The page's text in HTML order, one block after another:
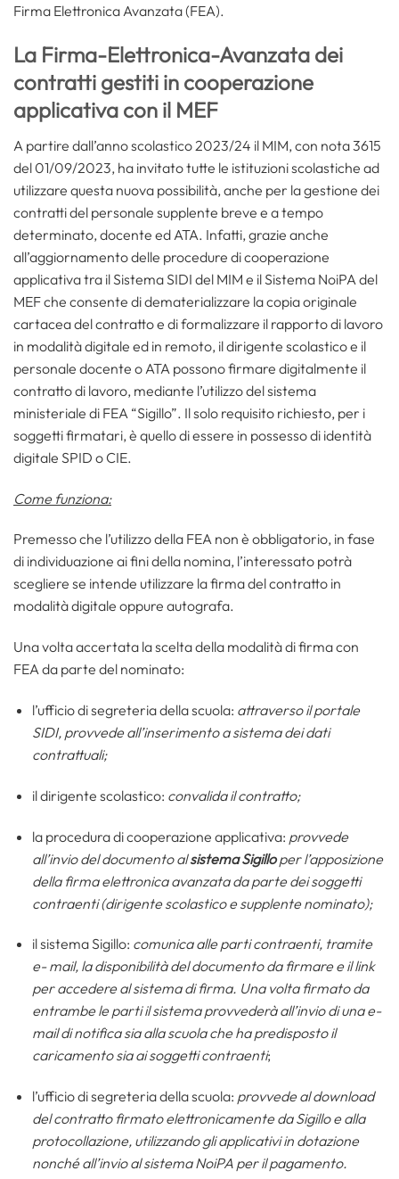
Firma Elettronica Avanzata (FEA).
La Firma-Elettronica-Avanzata dei
contratti gestiti in cooperazione
applicativa con il MEF
A partire dall’anno scolastico 2023/24 il MIM, con nota 3615
del 01/09/2023, ha invitato tutte le istituzioni scolastiche ad
utilizzare questa nuova possibilità, anche per la gestione dei
contratti del personale supplente breve e a tempo
determinato, docente ed ATA. Infatti, grazie anche
all’aggiornamento delle procedure di cooperazione
applicativa tra il Sistema SIDI del MIM e il Sistema NoiPA del
MEF che consente di dematerializzare la copia originale
cartacea del contratto e di formalizzare il rapporto di lavoro
in modalità digitale ed in remoto, il dirigente scolastico e il
personale docente o ATA possono firmare digitalmente il
contratto di lavoro, mediante l’utilizzo del sistema
ministeriale di FEA “Sigillo”. Il solo requisito richiesto, per i
soggetti firmatari, è quello di essere in possesso di identità
digitale SPID o CIE.
Come funziona:
Premesso che l’utilizzo della FEA non è obbligatorio, in fase
di individuazione ai fini della nomina, l’interessato potrà
scegliere se intende utilizzare la firma del contratto in
modalità digitale oppure autografa.
Una volta accertata la scelta della modalità di firma con
FEA da parte del nominato:
l’ufficio di segreteria della scuola: attraverso il portale
SIDI, provvede all’inserimento a sistema dei dati
contrattuali;
il dirigente scolastico: convalida il contratto;
la procedura di cooperazione applicativa: provvede
all’invio del documento alsistema Sigilloper l’apposizione
della firma elettronica avanzata da parte dei soggetti
contraenti (dirigente scolastico e supplente nominato);
il sistema Sigillo: comunica alle parti contraenti, tramite
e- mail, la disponibilità del documento da firmare e il link
per accedere al sistema di firma. Una volta firmato da
entrambe le parti il sistema provvederà all’invio di una e-
mail di notifica sia alla scuola che ha predisposto il
caricamento sia ai soggetti contraenti;
l’ufficio di segreteria della scuola: provvede al download
del contratto firmato elettronicamente da Sigillo e alla
protocollazione, utilizzando gli applicativi in dotazione
nonché all’invio al sistema NoiPA per il pagamento.